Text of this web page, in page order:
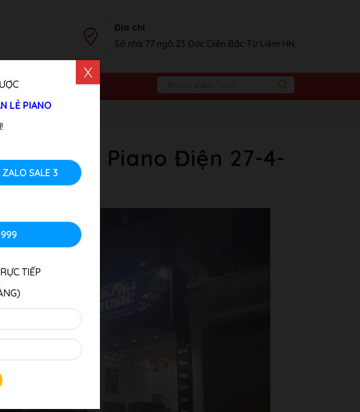
Địa chỉ
Số nhà 77 ngõ 23 Đức Diễn Bắc Từ Liêm HN
Đàn Piano Điện 27-4-
LẺ PIANO
ZALO SALE 3
TIẾP
X